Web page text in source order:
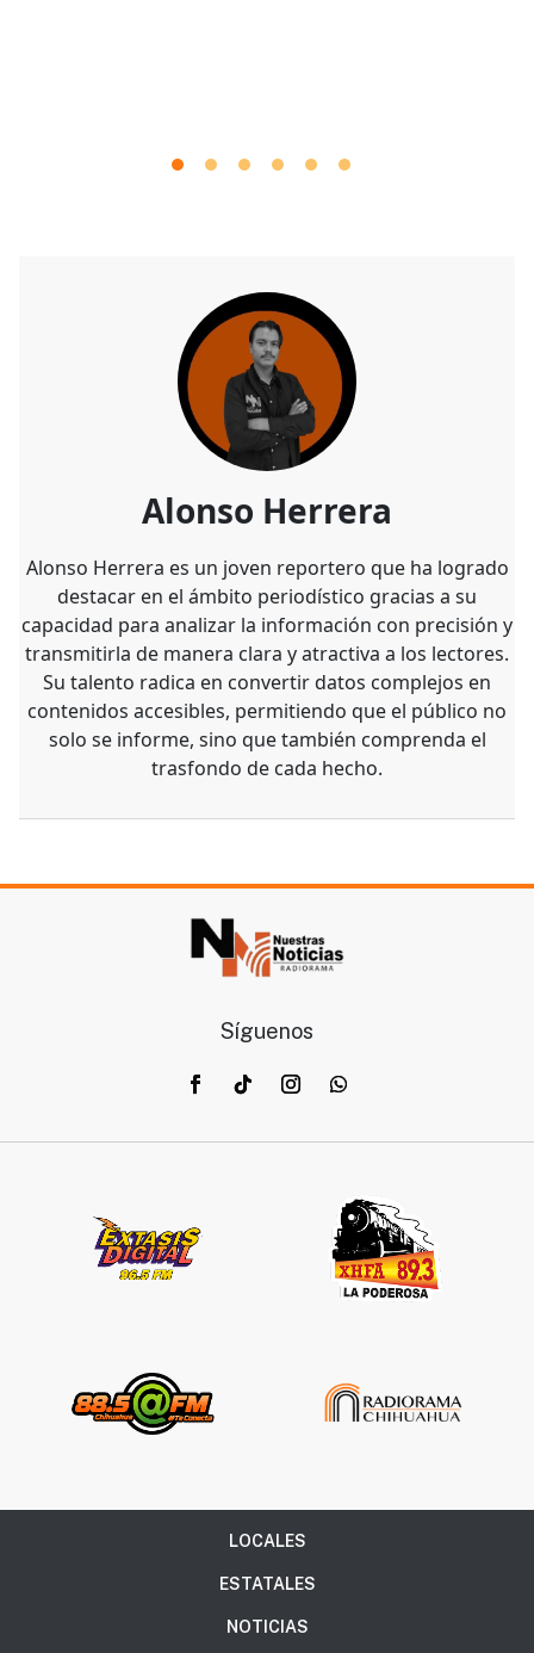
Alonso Herrera
Alonso Herrera es un joven reportero que ha logrado
destacar en el ámbito periodístico gracias a su
capacidad para analizar la información con precisión y
transmitirla de manera clara y atractiva a los lectores.
Su talento radica en convertir datos complejos en
contenidos accesibles, permitiendo que el público no
solo se informe, sino que también comprenda el
trasfondo de cada hecho.
Síguenos
LOCALES
ESTATALES
NOTICIAS